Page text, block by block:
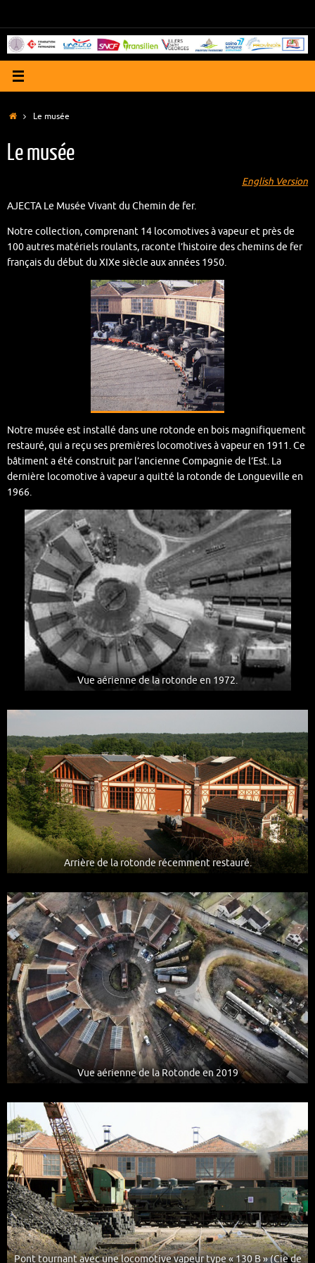
contenu
AccueilLe musée
Le musée
English Version
AJECTA Le Musée Vivant du Chemin de fer.
Notre collection, comprenant 14 locomotives à vapeur et près de
100 autres matériels roulants, raconte l’histoire des chemins de fer
français du début du XIXe siècle aux années 1950.
Notre musée est installé dans une rotonde en bois magnifiquement
restauré, qui a reçu ses premières locomotives à vapeur en 1911. Ce
bâtiment a été construit par l’ancienne Compagnie de l’Est. La
dernière locomotive à vapeur a quitté la rotonde de Longueville en
1966.
Vue aérienne de la rotonde en 1972.
Arrière de la rotonde récemment restauré.
Vue aérienne de la Rotonde en 2019
Pont tournant avec une locomotive vapeur type « 130 B » (Cie de